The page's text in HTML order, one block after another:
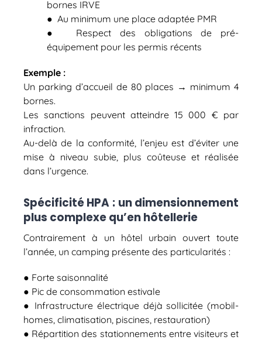
bornes IRVE
● Au minimum une place adaptée PMR
● Respect des obligations de pré-
équipement pour les permis récents
Exemple :
Un parking d’accueil de 80 places → minimum 4
bornes.
Les sanctions peuvent atteindre 15 000 € par
infraction.
Au-delà de la conformité, l’enjeu est d’éviter une
mise à niveau subie, plus coûteuse et réalisée
dans l’urgence.
Spécificité HPA : un dimensionnement
plus complexe qu’en hôtellerie
Contrairement à un hôtel urbain ouvert toute
l’année, un camping présente des particularités :
● Forte saisonnalité
● Pic de consommation estivale
● Infrastructure électrique déjà sollicitée (mobil-
homes, climatisation, piscines, restauration)
● Répartition des stationnements entre visiteurs et